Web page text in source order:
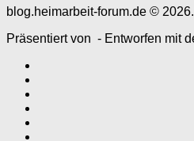
blog.heimarbeit-forum.de ©
Präsentiert von - Entworfen mit